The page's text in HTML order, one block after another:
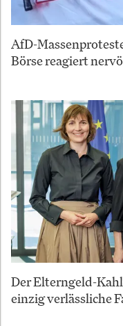
AfD-
Börse reagiert
Der Elterngeld-
einzig verlässliche